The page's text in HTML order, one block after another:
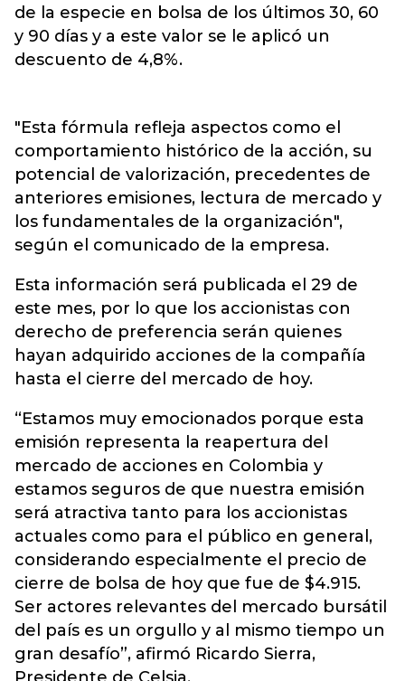
de la especie en bolsa de los últimos 30, 60
y 90 días y a este valor se le aplicó un
descuento de 4,8%.
"Esta fórmula refleja aspectos como el
comportamiento histórico de la acción, su
potencial de valorización, precedentes de
anteriores emisiones, lectura de mercado y
los fundamentales de la organización",
según el comunicado de la empresa.
Esta información será publicada el 29 de
este mes, por lo que los accionistas con
derecho de preferencia serán quienes
hayan adquirido acciones de la compañía
hasta el cierre del mercado de hoy.
“Estamos muy emocionados porque esta
emisión representa la reapertura del
mercado de acciones en Colombia y
estamos seguros de que nuestra emisión
será atractiva tanto para los accionistas
actuales como para el público en general,
considerando especialmente el precio de
cierre de bolsa de hoy que fue de $4.915.
Ser actores relevantes del mercado bursátil
del país es un orgullo y al mismo tiempo un
gran desafío”, afirmó Ricardo Sierra,